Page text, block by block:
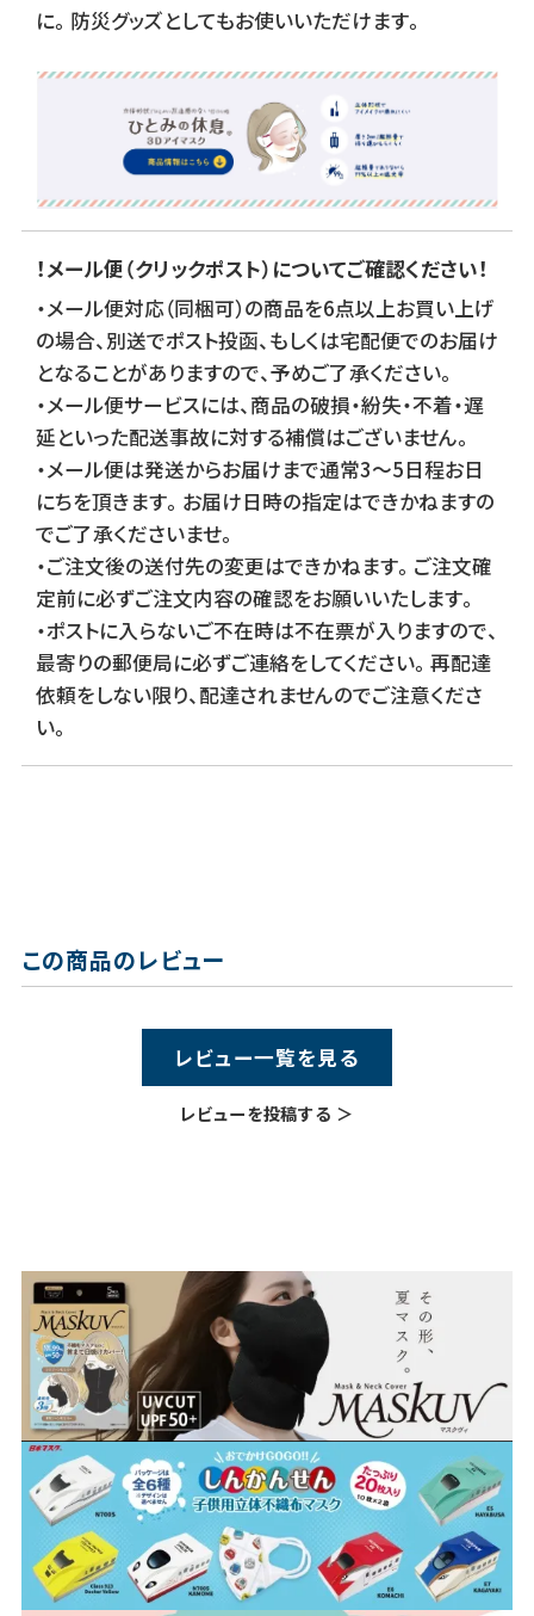
に。防災グッズとしてもお使いいただけます。
！メール便（クリックポスト）についてご確認ください！
・メール便対応（同梱可）の商品を6点以上お買い上げ
の場合、別送でポスト投函、もしくは宅配便でのお届け
となることがありますので、予めご了承ください。
・メール便サービスには、商品の破損・紛失・不着・遅
延といった配送事故に対する補償はございません。
・メール便は発送からお届けまで通常3～5日程お日
にちを頂きます。お届け日時の指定はできかねますの
でご了承くださいませ。
・ご注文後の送付先の変更はできかねます。ご注文確
定前に必ずご注文内容の確認をお願いいたします。
・ポストに入らないご不在時は不在票が入りますので、
最寄りの郵便局に必ずご連絡をしてください。再配達
依頼をしない限り、配達されませんのでご注意くださ
い。
この商品のレビュー
レビュー一覧を見る
レビューを投稿する ＞